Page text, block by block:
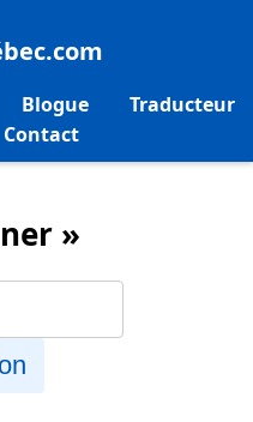
Blogue
Traducteur
Contact
»